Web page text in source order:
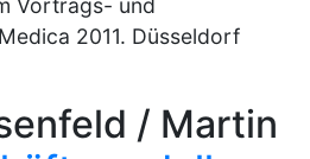
Vortrags- und
2011. Düsseldorf
/ Martin